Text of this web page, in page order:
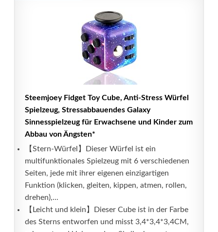
Steemjoey Fidget Toy Cube, Anti-Stress Würfel
Spielzeug, Stressabbauendes Galaxy
Sinnesspielzeug für Erwachsene und Kinder zum
Abbau von Ängsten*
【Stern-Würfel】Dieser Würfel ist ein
multifunktionales Spielzeug mit 6 verschiedenen
Seiten, jede mit ihrer eigenen einzigartigen
Funktion (klicken, gleiten, kippen, atmen, rollen,
drehen),...
【Leicht und klein】Dieser Cube ist in der Farbe
des Sterns entworfen und misst 3,4*3,4*3,4CM,